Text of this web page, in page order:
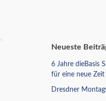
Neueste
6 Jahre dieBasis
für eine neue Zeit
Dresdner